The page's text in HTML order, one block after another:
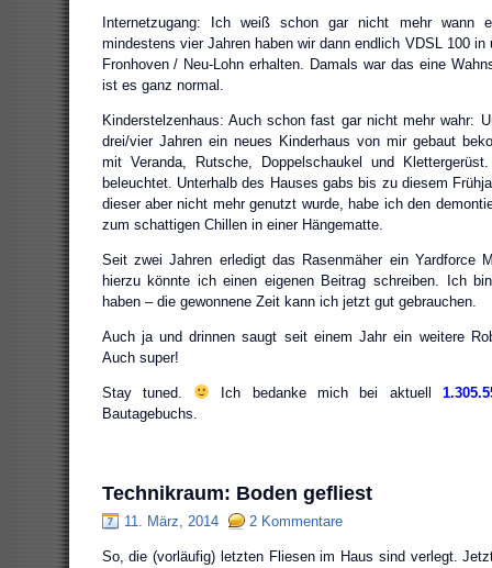
Internetzugang: Ich weiß schon gar nicht mehr wann
mindestens vier Jahren haben wir dann endlich VDSL 100 in
Fronhoven / Neu-Lohn erhalten. Damals war das eine
ist es ganz normal.
Kinderstelzenhaus: Auch schon fast gar nicht mehr wahr:
drei/vier Jahren ein neues Kinderhaus von mir gebaut
mit Veranda, Rutsche, Doppelschaukel und
beleuchtet. Unterhalb des Hauses gabs bis zu diesem
dieser aber nicht mehr genutzt wurde, habe ich den
zum schattigen Chillen in einer Hängematte.
Seit zwei Jahren erledigt das Rasenmäher ein Yardforce
hierzu könnte ich einen eigenen Beitrag schreiben. Ich
haben – die gewonnene Zeit kann ich jetzt gut gebrauchen.
Auch ja und drinnen saugt seit einem Jahr ein weitere
Auch super!
Stay tuned. Ich bedanke mich bei aktuell
Bautagebuchs.
Technikraum: Boden gefliest
11. März, 2014 2 Kommentare
So, die (vorläufig) letzten Fliesen im Haus sind verlegt.